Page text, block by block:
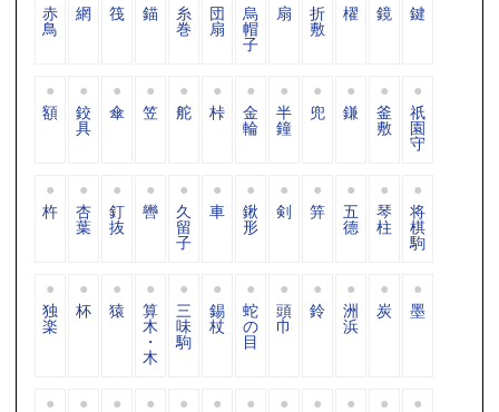
赤
鳥
網 筏 錨 糸
巻
団
扇
烏
帽
子
扇 折
敷
櫂 鏡 鍵
額 鉸
具
傘 笠 舵 桛 金
輪
半
鐘
兜 鎌 釜
敷
祇
園
守
杵 杏
葉
釘
抜
轡 久
留
子
車 鍬
形
剣 笄 五
德
琴
柱
将
棋
駒
独
楽
杯 猿 算
木
・
木
三
味
駒
錫
杖
蛇
の
目
頭
巾
鈴 洲
浜
炭 墨